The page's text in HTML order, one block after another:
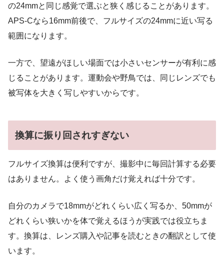
の24mmと同じ感覚で選ぶと狭く感じることがあります。
APS-Cなら16mm前後で、フルサイズの24mmに近い写る
範囲になります。
一方で、望遠がほしい場面では小さいセンサーが有利に感
じることがあります。運動会や野鳥では、同じレンズでも
被写体を大きく写しやすいからです。
換算に振り回されすぎない
フルサイズ換算は便利ですが、撮影中に毎回計算する必要
はありません。よく使う画角だけ覚えれば十分です。
自分のカメラで18mmがどれくらい広く写るか、50mmが
どれくらい狭いかを体で覚えるほうが実践では役立ちま
す。換算は、レンズ購入や記事を読むときの翻訳として使
います。